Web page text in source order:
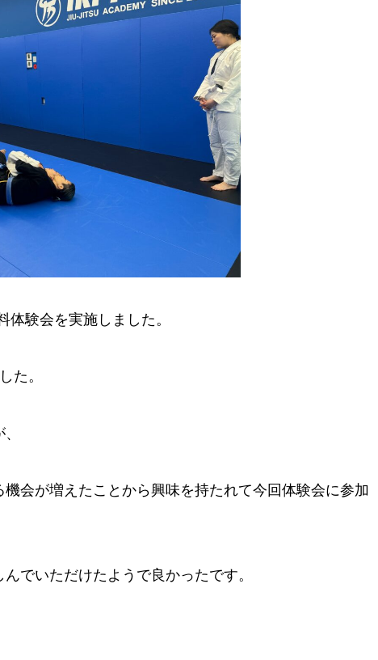
験会を実施しました。
た。
会が増えたことから興味を持たれて今回体験会に参加
でいただけたようで良かったです。